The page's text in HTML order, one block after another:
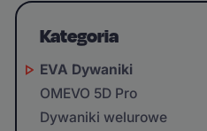
Kategoria
EVA Dywaniki
OMEVO 5D Pro
Dywaniki welurowe